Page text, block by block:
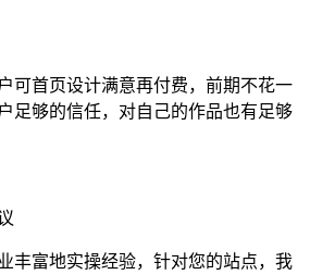
可首页设计满意再付费，前期不花一
足够的信任，对自己的作品也有足够
丰富地实操经验，针对您的站点，我